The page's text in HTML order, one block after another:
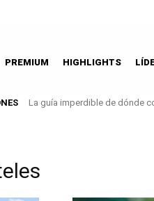
PREMIUM HIGHLIGHTS
La guía imperdible de dónde